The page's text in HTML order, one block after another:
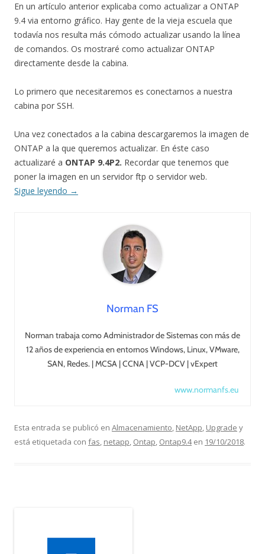
En un artículo anterior explicaba como actualizar a ONTAP
9.4 via entorno gráfico. Hay gente de la vieja escuela que
todavía nos resulta más cómodo actualizar usando la línea
de comandos. Os mostraré como actualizar ONTAP
directamente desde la cabina.
Lo primero que necesitaremos es conectarnos a nuestra
cabina por SSH.
Una vez conectados a la cabina descargaremos la imagen de
ONTAP a la que queremos actualizar. En éste caso
actualizaré a ONTAP 9.4P2. Recordar que tenemos que
poner la imagen en un servidor ftp o servidor web.
Sigue leyendo →
Norman FS
Norman trabaja como Administrador de Sistemas con más de
12 años de experiencia en entornos Windows, Linux, VMware,
SAN, Redes. | MCSA | CCNA | VCP-DCV | vExpert
www.normanfs.eu
Esta entrada se publicó en Almacenamiento, NetApp, Upgrade y
está etiquetada con fas, netapp, Ontap, Ontap9.4en 19/10/2018.